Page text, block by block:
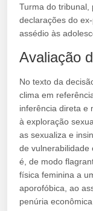
Turma do tribunal,
declarações do
assédio às
Avaliação
No texto da
clima em
inferência direta e
à exploração
as sexualiza e
de vulnerabilidade
é, de modo
física feminina a
aporofóbica, ao
penúria